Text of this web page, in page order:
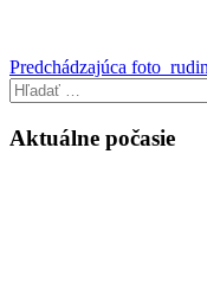
Navigácia
v
článku
Predchádzajúci
príspevok
Predchádzajúca
Hľadať:
Aktuálne počasie